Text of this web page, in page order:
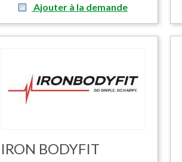
Ajouter à la demande
IRON BODYFIT